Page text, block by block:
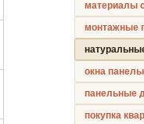
материалы
монтажные
окна
панельные
покупка